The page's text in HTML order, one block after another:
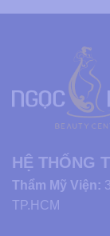
HỆ THỐNG
Thẩm Mỹ Viện:
TP.HCM